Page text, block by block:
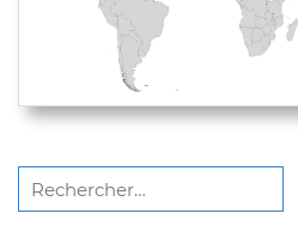
Rechercher :